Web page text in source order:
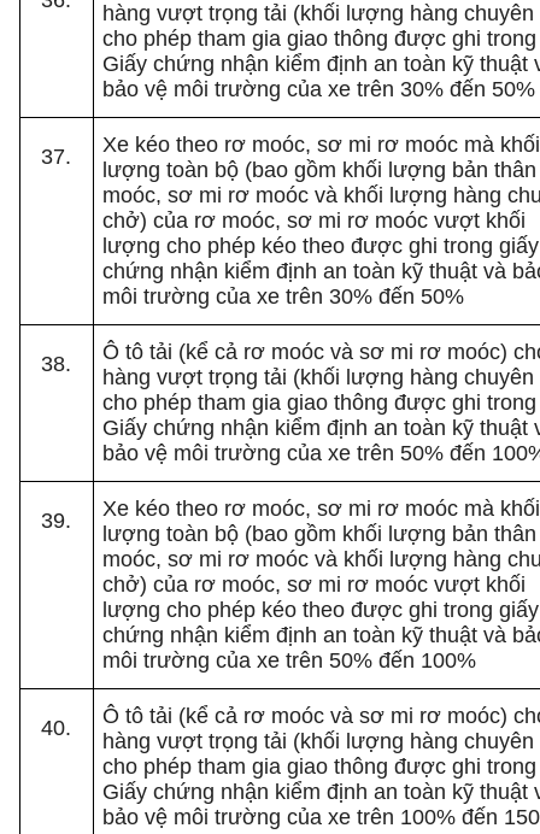
hàng vượt trọng tải (khối lượng hàng
cho phép tham gia giao thông được ghi trong
Giấy chứng nhận kiểm định an toàn kỹ thuật
bảo vệ môi trường của xe trên 30% đến 50%
Xe kéo theo rơ moóc, sơ mi rơ moóc mà khối
lượng toàn bộ (bao gồm khối lượng bản
moóc, sơ mi rơ moóc và khối lượng hàng
chở) của rơ moóc, sơ mi rơ moóc vượt khối
lượng cho phép kéo theo được ghi trong giấy
chứng nhận kiểm định an toàn kỹ thuật và
môi trường của xe trên 30% đến 50%
Ô tô tải (kể cả rơ moóc và sơ mi rơ moóc)
hàng vượt trọng tải (khối lượng hàng
cho phép tham gia giao thông được ghi trong
Giấy chứng nhận kiểm định an toàn kỹ thuật
bảo vệ môi trường của xe trên 50% đến
Xe kéo theo rơ moóc, sơ mi rơ moóc mà khối
lượng toàn bộ (bao gồm khối lượng bản
moóc, sơ mi rơ moóc và khối lượng hàng
chở) của rơ moóc, sơ mi rơ moóc vượt khối
lượng cho phép kéo theo được ghi trong giấy
chứng nhận kiểm định an toàn kỹ thuật và
môi trường của xe trên 50% đến 100%
Ô tô tải (kể cả rơ moóc và sơ mi rơ moóc)
hàng vượt trọng tải (khối lượng hàng
cho phép tham gia giao thông được ghi trong
Giấy chứng nhận kiểm định an toàn kỹ thuật
bảo vệ môi trường của xe trên 100% đến